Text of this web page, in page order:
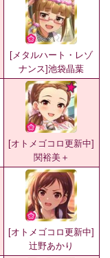
[メタルハート・レゾ
ナンス]池袋晶葉
[オトメゴコロ更新中]
関裕美＋
[オトメゴコロ更新中]
辻野あかり